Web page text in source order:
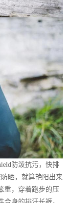
防泼抗污，快排
防晒，就算艳阳出来
重，穿着跑步的压
身的排汗长裤。